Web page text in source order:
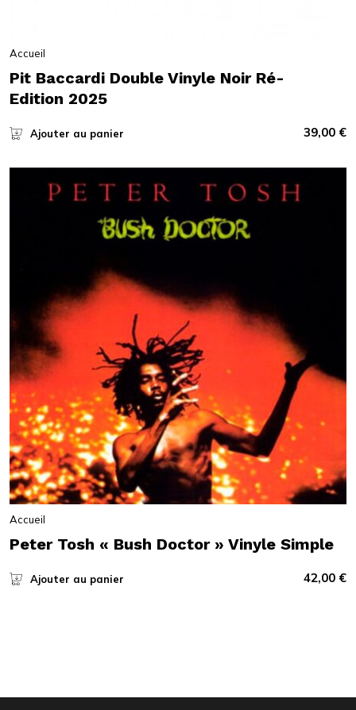
Accueil
Pit Baccardi Double Vinyle Noir Ré-
Edition 2025
Ajouter au panier 39,00 €
Accueil
Peter Tosh « Bush Doctor » Vinyle Simple
Ajouter au panier 42,00 €